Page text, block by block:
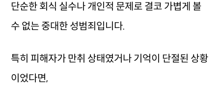
단순한 회식 실수나 개인적 문제로 결코 가볍게 볼
수 없는 중대한 성범죄입니다.
특히 피해자가 만취 상태였거나 기억이 단절된 상황
이었다면,